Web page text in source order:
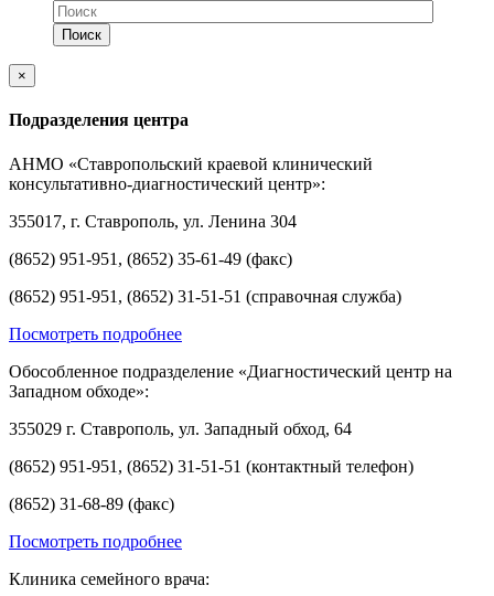
×
Подразделения центра
АНМО «Ставропольский краевой клинический
консультативно-диагностический центр»:
355017, г. Ставрополь, ул. Ленина 304
(8652) 951-951, (8652) 35-61-49 (факс)
(8652) 951-951, (8652) 31-51-51 (справочная служба)
Посмотреть подробнее
Обособленное подразделение «Диагностический центр на
Западном обходе»:
355029 г. Ставрополь, ул. Западный обход, 64
(8652) 951-951, (8652) 31-51-51 (контактный телефон)
(8652) 31-68-89 (факс)
Посмотреть подробнее
Клиника семейного врача: